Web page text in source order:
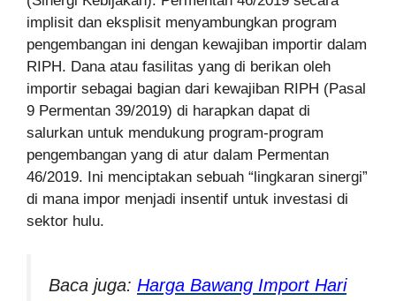
implisit dan eksplisit menyambungkan program
pengembangan ini dengan kewajiban importir dalam
RIPH. Dana atau fasilitas yang di berikan oleh
importir sebagai bagian dari kewajiban RIPH (Pasal
9 Permentan 39/2019) di harapkan dapat di
salurkan untuk mendukung program-program
pengembangan yang di atur dalam Permentan
46/2019. Ini menciptakan sebuah “lingkaran sinergi”
di mana impor menjadi insentif untuk investasi di
sektor hulu.
Baca juga: Harga Bawang Import Hari